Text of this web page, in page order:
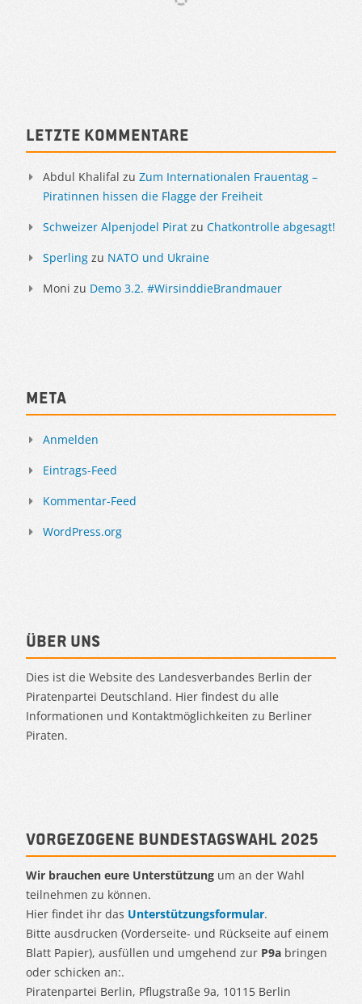
Sidebar
Letzte Kommentare
Abdul Khalifal zu Zum Internationalen Frauentag –
Piratinnen hissen die Flagge der Freiheit
Schweizer Alpenjodel Pirat zu Chatkontrolle abgesagt!
Sperling zu NATO und Ukraine
Moni zu Demo 3.2. #WirsinddieBrandmauer
Meta
Anmelden
Eintrags-Feed
Kommentar-Feed
WordPress.org
Über uns
Dies ist die Website des Landesverbandes Berlin der
Piratenpartei Deutschland. Hier findest du alle
Informationen und Kontaktmöglichkeiten zu Berliner
Piraten.
Vorgezogene Bundestagswahl 2025
Wir brauchen eure Unterstützung um an der Wahl
teilnehmen zu können.
Hier findet ihr das Unterstützungsformular.
Bitte ausdrucken (Vorderseite- und Rückseite auf einem
Blatt Papier), ausfüllen und umgehend zur P9a bringen
oder schicken an:.
Piratenpartei Berlin, Pflugstraße 9a, 10115 Berlin